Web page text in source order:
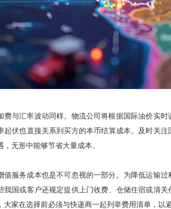
与汇率波动同样。物流公司将根据国际油价实时
起伏也直接关系到买方的本币结算成本。及时关
，无形中能够节省大量成本。
服务成本也是不可忽视的一部分。为降低运输过
我国或客户还规定提供上门收费、仓储住宿或清
大家在选择前必须与快递商一起列举费用清单，以